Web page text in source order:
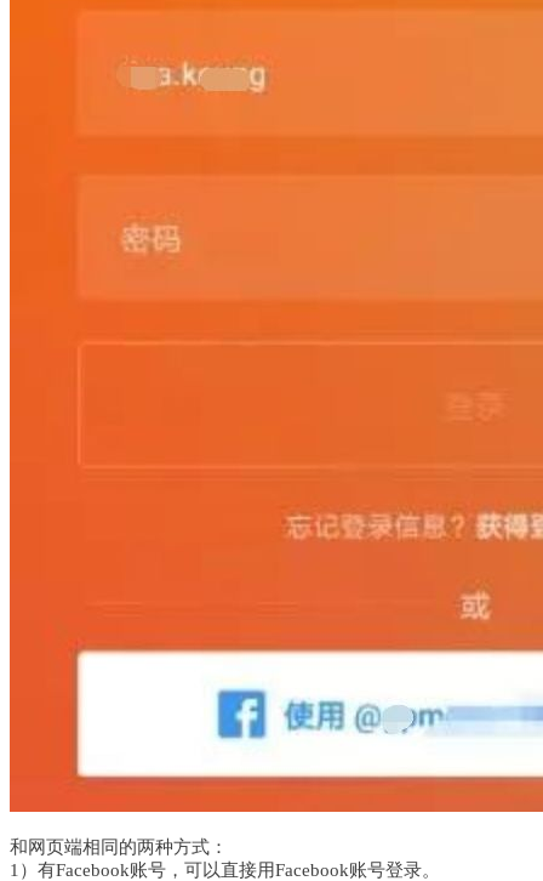
和网页端相同的两种方式：
1）有Facebook账号，可以直接用Facebook账号登录。